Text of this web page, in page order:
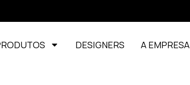
DESIGNERS A EMPRESA